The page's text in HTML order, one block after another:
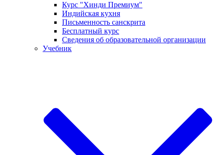
Курс "Хинди Премиум"
Индийская кухня
Письменность санскрита
Бесплатный курс
Сведения об образовательной организации
Учебник